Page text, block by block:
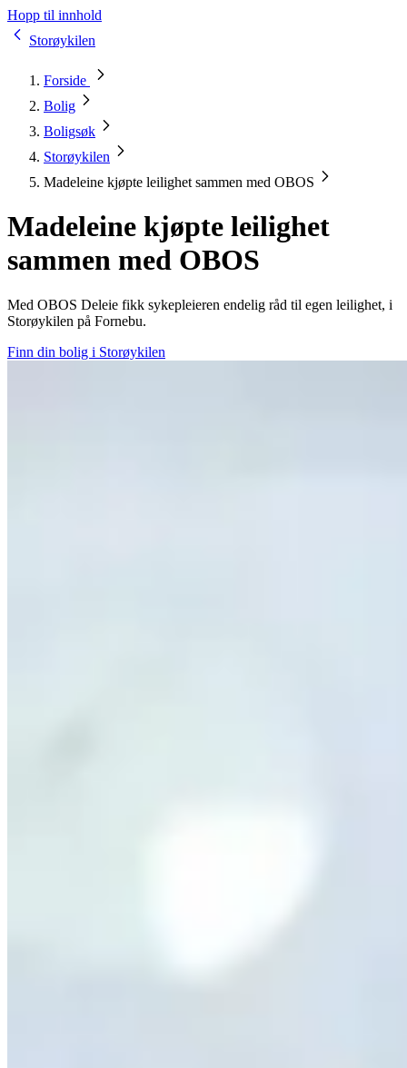
Hopp til innhold
Storøykilen
Forside
Bolig
Boligsøk
Storøykilen
Madeleine kjøpte leilighet sammen med OBOS
Madeleine kjøpte leilighet
sammen med OBOS
Med OBOS Deleie fikk sykepleieren endelig råd til egen leilighet, i
Storøykilen på Fornebu.
Finn din bolig i Storøykilen